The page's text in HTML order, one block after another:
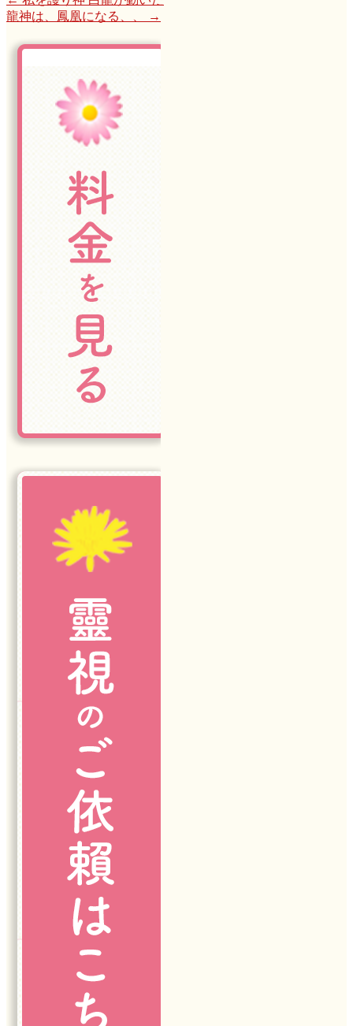
龍神は、鳳凰になる、、
→